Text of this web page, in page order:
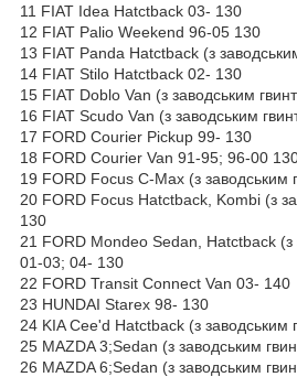
11 FIAT Idea Hatctback 03- 130
12 FIAT Palio Weekend 96-05 130
13 FIAT Panda Hatctback (з
14 FIAT Stilo Hatctback 02- 130
15 FIAT Doblo Van (з заводським
16 FIAT Scudo Van (з заводським
17 FORD Courier Pickup 99- 130
18 FORD Courier Van 91-95; 96-00
19 FORD Focus C-Max (з заводським
20 FORD Focus Hatctback, Kombi (з
130
21 FORD Mondeo Sedan, Hatctback (з
01-03; 04- 130
22 FORD Transit Connect Van 03- 140
23 HUNDAI Starex 98- 130
24 KIA Cee'd Hatctback (з заводським
25 MAZDA 3;Sedan (з заводським
26 MAZDA 6;Sedan (з заводським